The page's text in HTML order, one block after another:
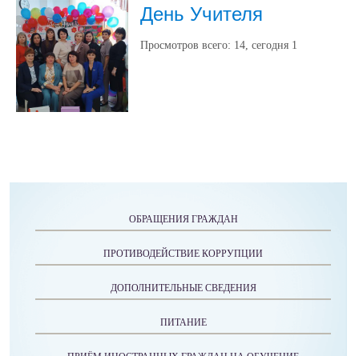
День Учителя
Просмотров всего: 14, сегодня 1
ОБРАЩЕНИЯ ГРАЖДАН
ПРОТИВОДЕЙСТВИЕ КОРРУПЦИИ
ДОПОЛНИТЕЛЬНЫЕ СВЕДЕНИЯ
ПИТАНИЕ